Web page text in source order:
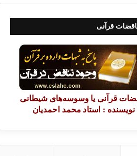
قرآنی
قرآنی یا وسوسه‌های شیطانی
نویسنده : استاد محمد احمدیان